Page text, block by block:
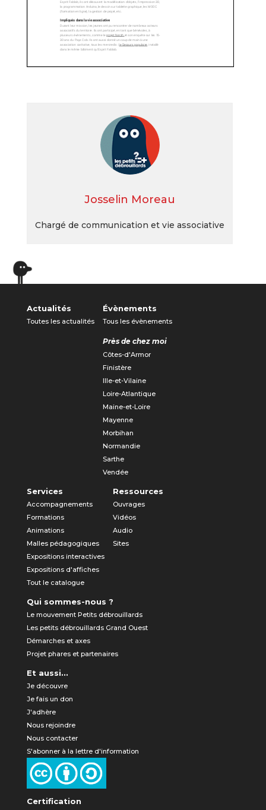
Josselin Moreau
Chargé de communication et vie associative
Actualités
Toutes les actualités
Évènements
Tous les évènements
Près de chez moi
Côtes-d'Armor
Finistère
Ille-et-Vilaine
Loire-Atlantique
Maine-et-Loire
Mayenne
Morbihan
Normandie
Sarthe
Vendée
Services
Accompagnements
Formations
Animations
Malles pédagogiques
Expositions interactives
Expositions d'affiches
Tout le catalogue
Ressources
Ouvrages
Vidéos
Audio
Sites
Qui sommes-nous ?
Le mouvement Petits débrouillards
Les petits débrouillards Grand Ouest
Démarches et axes
Projet phares et partenaires
Et aussi...
Je découvre
Je fais un don
J'adhère
Nous rejoindre
Nous contacter
S'abonner à la lettre d'information
Certification